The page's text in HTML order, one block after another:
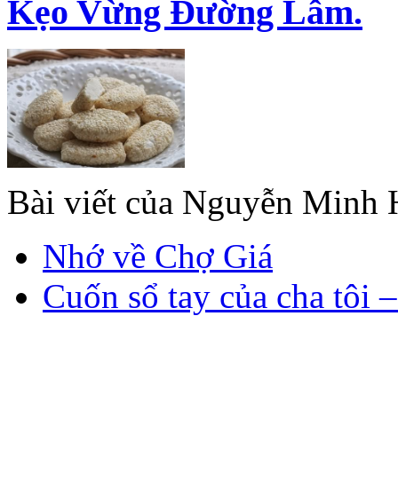
Kẹo Vừng Đường Lâm.
Bài viết của Nguyễn Minh
Nhớ về Chợ Giá
Cuốn sổ tay của cha tôi